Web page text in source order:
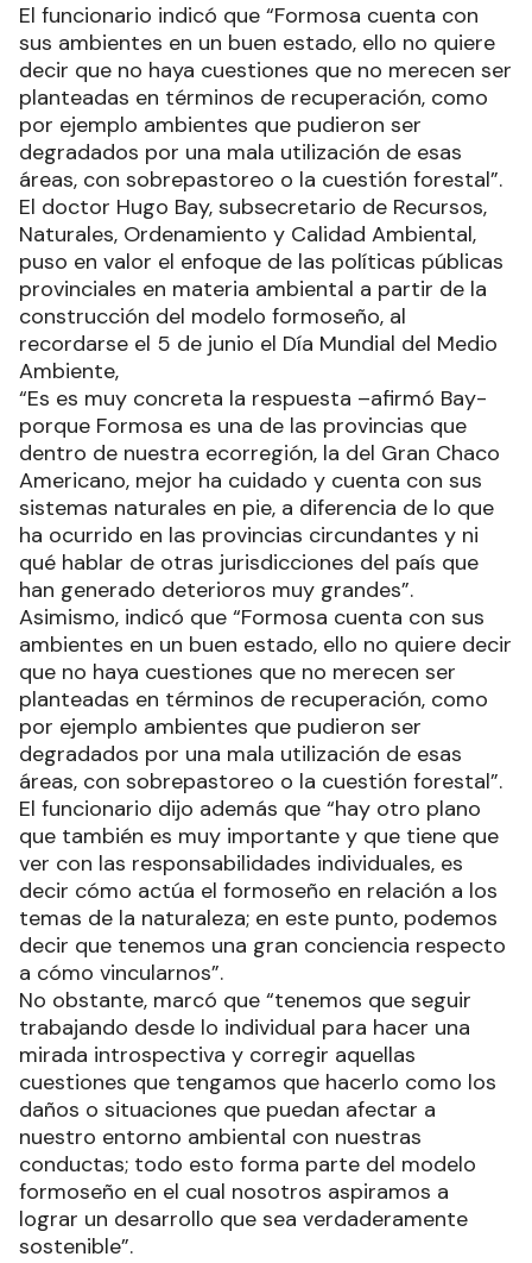
El funcionario indicó que “Formosa cuenta con
sus ambientes en un buen estado, ello no quiere
decir que no haya cuestiones que no merecen ser
planteadas en términos de recuperación, como
por ejemplo ambientes que pudieron ser
degradados por una mala utilización de esas
áreas, con sobrepastoreo o la cuestión forestal”.
El doctor Hugo Bay, subsecretario de Recursos,
Naturales, Ordenamiento y Calidad Ambiental,
puso en valor el enfoque de las políticas públicas
provinciales en materia ambiental a partir de la
construcción del modelo formoseño, al
recordarse el 5 de junio el Día Mundial del Medio
Ambiente,
“Es es muy concreta la respuesta –afirmó Bay-
porque Formosa es una de las provincias que
dentro de nuestra ecorregión, la del Gran Chaco
Americano, mejor ha cuidado y cuenta con sus
sistemas naturales en pie, a diferencia de lo que
ha ocurrido en las provincias circundantes y ni
qué hablar de otras jurisdicciones del país que
han generado deterioros muy grandes”.
Asimismo, indicó que “Formosa cuenta con sus
ambientes en un buen estado, ello no quiere decir
que no haya cuestiones que no merecen ser
planteadas en términos de recuperación, como
por ejemplo ambientes que pudieron ser
degradados por una mala utilización de esas
áreas, con sobrepastoreo o la cuestión forestal”.
El funcionario dijo además que “hay otro plano
que también es muy importante y que tiene que
ver con las responsabilidades individuales, es
decir cómo actúa el formoseño en relación a los
temas de la naturaleza; en este punto, podemos
decir que tenemos una gran conciencia respecto
a cómo vincularnos”.
No obstante, marcó que “tenemos que seguir
trabajando desde lo individual para hacer una
mirada introspectiva y corregir aquellas
cuestiones que tengamos que hacerlo como los
daños o situaciones que puedan afectar a
nuestro entorno ambiental con nuestras
conductas; todo esto forma parte del modelo
formoseño en el cual nosotros aspiramos a
lograr un desarrollo que sea verdaderamente
sostenible”.